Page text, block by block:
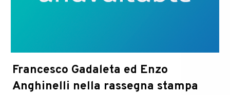
Francesco Gadaleta ed Enzo
Anghinelli nella rassegna stampa